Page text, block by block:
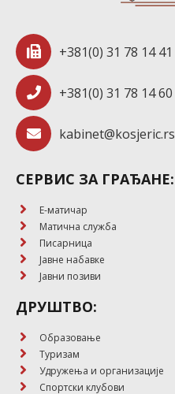
+381(0) 31 78 14 41
+381(0) 31 78 14 60
kabinet@kosjeric.rs
СЕРВИС ЗА ГРАЂАНЕ:
E-матичар
Матична служба
Писарница
Јавне набавке
Јавни позиви
ДРУШТВО:
Образовање
Туризам
Удружења и организације
Спортски клубови